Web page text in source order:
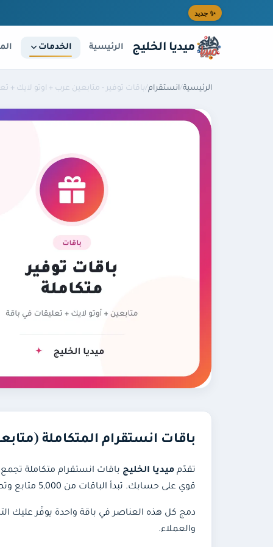
تخطى إلى المحتوى الرئيسي
✨ جديد
ميديا الخليج الرئيسية الخدمات
الرئيسية/انستقرام/باقات توفير - متابعين عرب + اوتو لايك +
باقات انستقرام المتكاملة
تقدّم ميديا الخليج باقات انستقرام متكاملة تجمع
قوي على حسابك. تبدأ الباقات من 5,000 متابع وتصل إلى 20,000 متابع مع تفاعل تلقائي لكل بوست جديد لمدة شهر.
دمج كل هذه العناصر في باقة واحدة يوفّر عليك
والعملاء.